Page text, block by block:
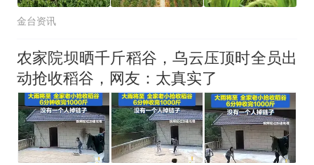
金台资讯
农家院坝晒千斤稻谷，乌云压顶时全员出
动抢收稻谷，网友：太真实了